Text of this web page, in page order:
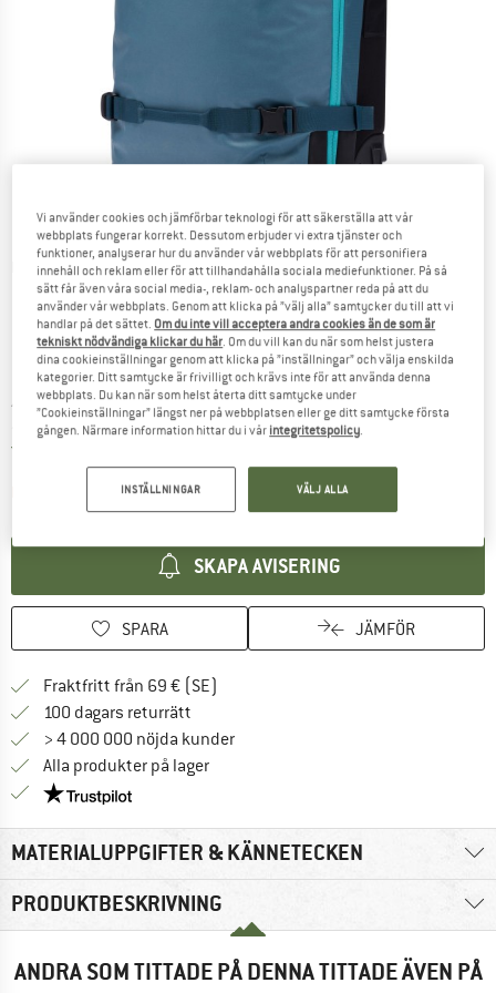
Detaljbilder
Pris:
479,95€ inkl. moms
KR5.261,93
Produkten är för tillfället tyvärr slutsåld Länken öppnas i en inforuta
SKAPA AVISERING
SPARA JÄMFÖR
Fraktfritt från 69 € (SE)
100 dagars returrätt
> 4 000 000 nöjda kunder
Alla produkter på lager
Trust Pilot-garanti - hitta all information här!
MATERIALUPPGIFTER & KÄNNETECKEN
PRODUKTBESKRIVNING
ANDRA SOM TITTADE PÅ DENNA TITTADE ÄVEN PÅ
Vi använder cookies och jämförbar teknologi för att säkerställa att vår
webbplats fungerar korrekt. Dessutom erbjuder vi extra tjänster och
funktioner, analyserar hur du använder vår webbplats för att personifiera
innehåll och reklam eller för att tillhandahålla sociala mediefunktioner. På så
sätt får även våra social media-, reklam- och analyspartner reda på att du
använder vår webbplats. Genom att klicka på ”välj alla” samtycker du till att vi
handlar på det sättet. Om du inte vill acceptera andra cookies än de som är
tekniskt nödvändiga klickar du här. Om du vill kan du när som helst justera
dina cookieinställningar genom att klicka på ”inställningar” och välja enskilda
kategorier. Ditt samtycke är frivilligt och krävs inte för att använda denna
webbplats. Du kan när som helst återta ditt samtycke under
”Cookieinställningar” längst ner på webbplatsen eller ge ditt samtycke första
gången. Närmare information hittar du i vår integritetspolicy.
INSTÄLLNINGAR VÄLJ ALLA